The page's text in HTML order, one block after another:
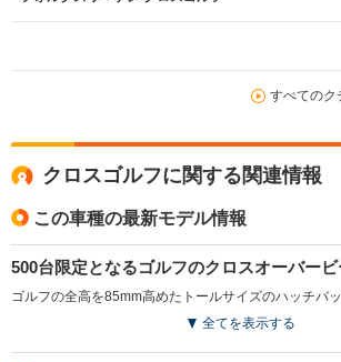
ティグアンの方が良いと思います。
すべてのク
クロスゴルフに関する関連情報
この車種の最新モデル情報
500台限定となるゴルフのクロスオーバー
全てを表示する